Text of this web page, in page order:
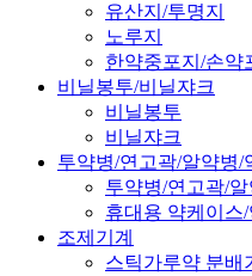
유산지/투명지
노루지
한약중포지/손약
비닐봉투/비닐쟈크
비닐봉투
비닐쟈크
투약병/연고곽/알약병/
투약병/연고곽/
휴대용 약케이스/
조제기계
스틱가루약 분배